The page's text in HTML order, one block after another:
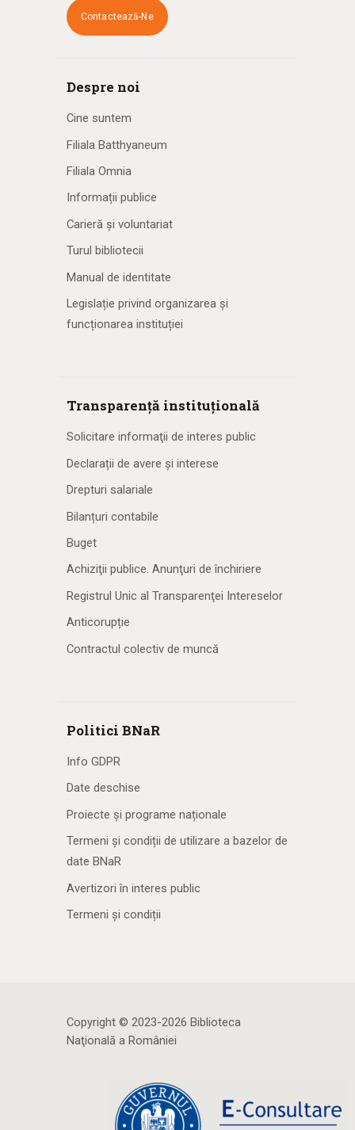
Contactează-Ne
Despre noi
Cine suntem
Filiala Batthyaneum
Filiala Omnia
Informații publice
Carieră și voluntariat
Turul bibliotecii
Manual de identitate
Legislație privind organizarea și
funcționarea instituției
Transparență instituțională
Solicitare informaţii de interes public
Declarații de avere și interese
Drepturi salariale
Bilanțuri contabile
Buget
Achiziţii publice. Anunţuri de închiriere
Registrul Unic al Transparenţei Intereselor
Anticorupție
Contractul colectiv de muncă
Politici BNaR
Info GDPR
Date deschise
Proiecte și programe naționale
Termeni și condiții de utilizare a bazelor de
date BNaR
Avertizori în interes public
Termeni și condiții
Copyright © 2023-2026 Biblioteca
Naţională a României